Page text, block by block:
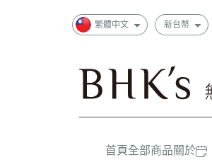
繁體中文 新台幣
首頁全部商品關於